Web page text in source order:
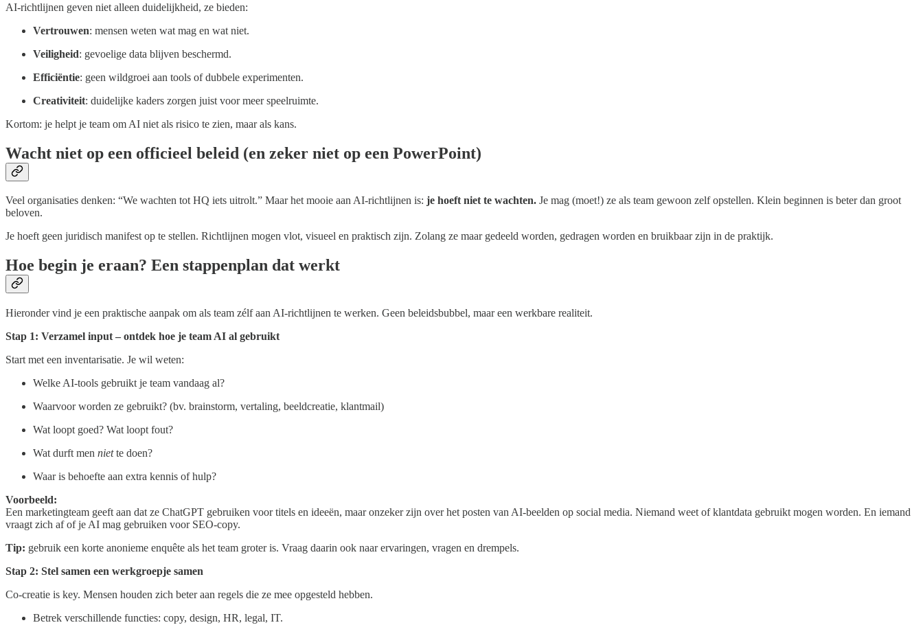
AI-richtlijnen geven niet alleen duidelijkheid, ze bieden:
Vertrouwen: mensen weten wat mag en wat niet.
Veiligheid: gevoelige data blijven beschermd.
Efficiëntie: geen wildgroei aan tools of dubbele experimenten.
Creativiteit: duidelijke kaders zorgen juist voor meer speelruimte.
Kortom: je helpt je team om AI niet als risico te zien, maar als kans.
Wacht niet op een officieel beleid (en zeker niet op een PowerPoint)
Veel organisaties denken: “We wachten tot HQ iets uitrolt.” Maar het mooie aan AI-richtlijnen is: je hoeft niet te wachten. Je mag (moet!) ze als team gewoon zelf opstellen. Klein beginnen is beter dan groot
beloven.
Je hoeft geen juridisch manifest op te stellen. Richtlijnen mogen vlot, visueel en praktisch zijn. Zolang ze maar gedeeld worden, gedragen worden en bruikbaar zijn in de praktijk.
Hoe begin je eraan? Een stappenplan dat werkt
Hieronder vind je een praktische aanpak om als team zélf aan AI-richtlijnen te werken. Geen beleidsbubbel, maar een werkbare realiteit.
Stap 1: Verzamel input – ontdek hoe je team AI al gebruikt
Start met een inventarisatie. Je wil weten:
Welke AI-tools gebruikt je team vandaag al?
Waarvoor worden ze gebruikt? (bv. brainstorm, vertaling, beeldcreatie, klantmail)
Wat loopt goed? Wat loopt fout?
Wat durft men niette doen?
Waar is behoefte aan extra kennis of hulp?
Voorbeeld:
Een marketingteam geeft aan dat ze ChatGPT gebruiken voor titels en ideeën, maar onzeker zijn over het posten van AI-beelden op social media. Niemand weet of klantdata gebruikt mogen worden. En iemand
vraagt zich af of je AI mag gebruiken voor SEO-copy.
Tip: gebruik een korte anonieme enquête als het team groter is. Vraag daarin ook naar ervaringen, vragen en drempels.
Stap 2: Stel samen een werkgroepje samen
Co-creatie is key. Mensen houden zich beter aan regels die ze mee opgesteld hebben.
Betrek verschillende functies: copy, design, HR, legal, IT.